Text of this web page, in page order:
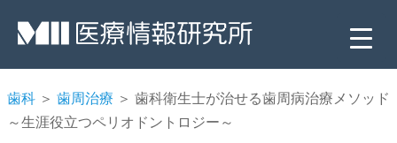
歯科 ＞ 歯周治療 ＞ 歯科衛生士が治せる歯周病治療メソッド
～生涯役立つペリオドントロジー～